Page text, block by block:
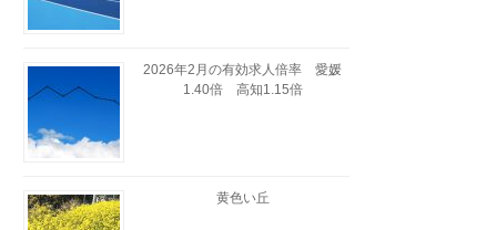
2026年2月の有効求人倍率 愛媛
1.40倍 高知1.15倍
黄色い丘